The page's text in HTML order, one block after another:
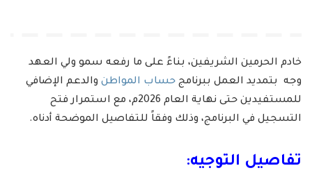
خادم الحرمين الشريفين، بناءً على ما رفعه سمو ولي العهد
وجه بتمديد العمل ببرنامج حساب المواطن والدعم الإضافي
للمستفيدين حتى نهاية العام 2026م، مع استمرار فتح
التسجيل في البرنامج، وذلك وفقاً للتفاصيل الموضحة أدناه.
تفاصيل التوجيه: